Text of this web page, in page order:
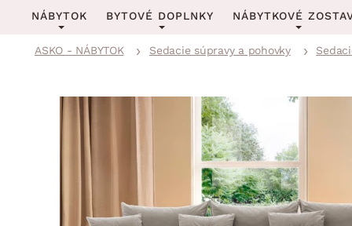
NÁBYTOK
Obývacia izba
Spálňa
BYTOVÉ DOPLNKY
Behúne a malé koberce
Detské koberce
Kúpeľňové predložky
Stropné osvetlenie
Lustre a závesné
Stojacie lampy
Zobrazit vše
NÁBYTKOVÉ
Spálňové
Kuchynské
Detské zostavy
Predsieňové
ASKO - NÁBYTOK Sedacie súpravy a pohovky